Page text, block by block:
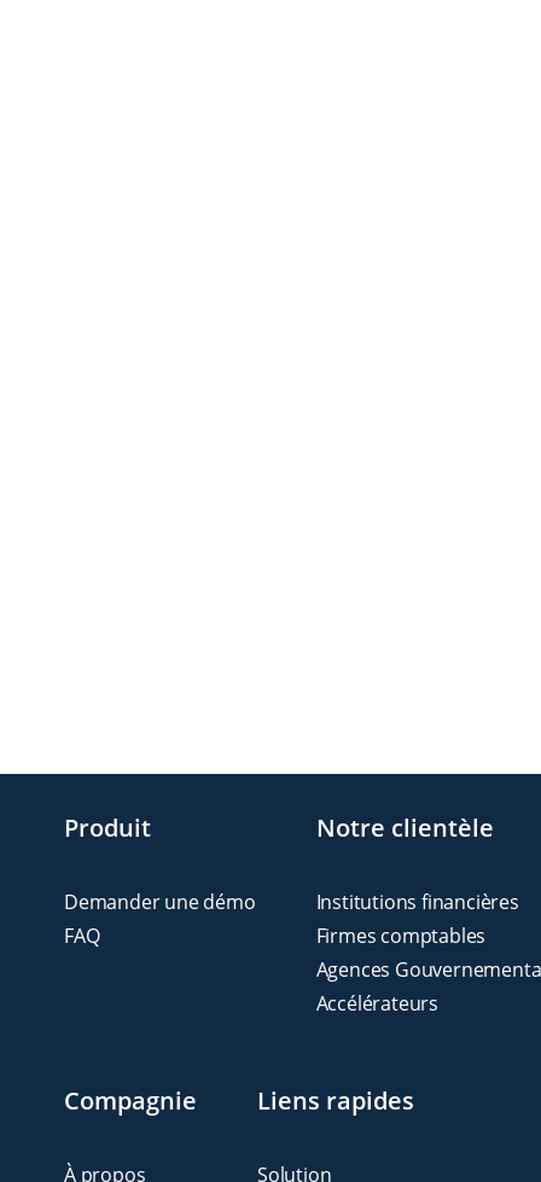
Produit
Demander une démo
FAQ
Notre clientèle
Institutions financières
Firmes comptables
Agences
Accélérateurs
Compagnie
À propos
Liens rapides
Solution